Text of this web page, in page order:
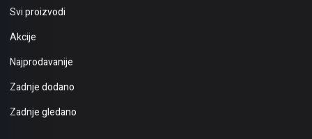
Svi proizvodi
Akcije
Najprodavanije
Zadnje dodano
Zadnje gledano